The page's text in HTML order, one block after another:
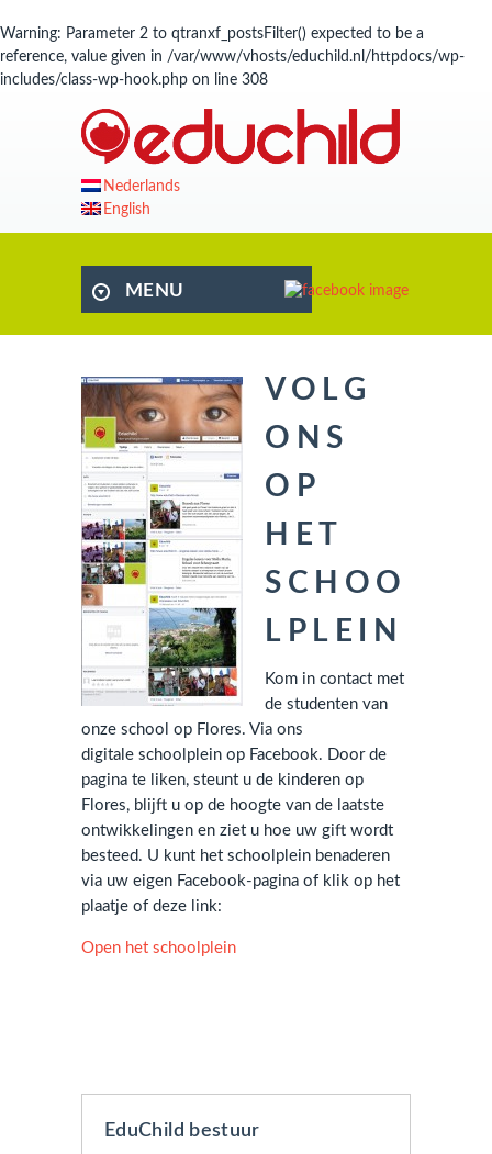
Warning: Parameter 2 to qtranxf_postsFilter() expected to be a
reference, value given in /var/www/vhosts/educhild.nl/httpdocs/wp-
includes/class-wp-hook.php on line 308
Nederlands
English
MENU
VOLG
ONS
OP
HET
SCHOO
LPLEIN
Kom in contact met
de studenten van
onze school op Flores. Via ons
digitale schoolplein op Facebook. Door de
pagina te liken, steunt u de kinderen op
Flores, blijft u op de hoogte van de laatste
ontwikkelingen en ziet u hoe uw gift wordt
besteed. U kunt het schoolplein benaderen
via uw eigen Facebook-pagina of klik op het
plaatje of deze link:
Open het schoolplein
EduChild bestuur